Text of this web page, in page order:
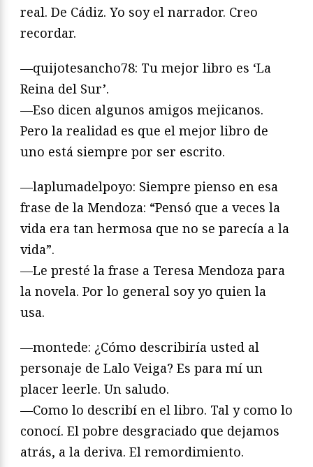
real. De Cádiz. Yo soy el narrador. Creo
recordar.
—quijotesancho78: Tu mejor libro es ‘La
Reina del Sur’.
—Eso dicen algunos amigos mejicanos.
Pero la realidad es que el mejor libro de
uno está siempre por ser escrito.
—laplumadelpoyo: Siempre pienso en esa
frase de la Mendoza: “Pensó que a veces la
vida era tan hermosa que no se parecía a la
vida”.
—Le presté la frase a Teresa Mendoza para
la novela. Por lo general soy yo quien la
usa.
—montede: ¿Cómo describiría usted al
personaje de Lalo Veiga? Es para mí un
placer leerle. Un saludo.
—Como lo describí en el libro. Tal y como lo
conocí. El pobre desgraciado que dejamos
atrás, a la deriva. El remordimiento.